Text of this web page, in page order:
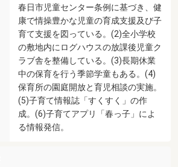
春日市児童センター条例に基づき、健
康で情操豊かな児童の育成支援及び子
育て支援を図っている。(2)全小学校
の敷地内にログハウスの放課後児童ク
ラブ舎を整備している。(3)長期休業
中の保育を行う季節学童もある。(4)
保育所の園庭開放と育児相談の実施。
(5)子育て情報誌「すくすく」の作
成。(6)子育てアプリ「春っ子」によ
る情報発信。